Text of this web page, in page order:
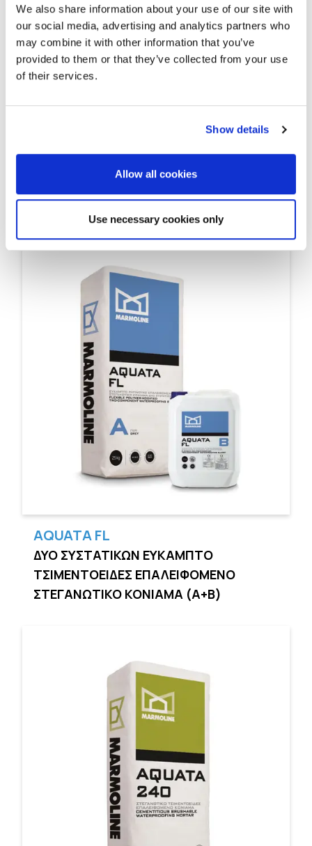
We also share information about your use of our site with
our social media, advertising and analytics partners who
may combine it with other information that you’ve
provided to them or that they’ve collected from your use
of their services.
Show details
Allow all cookies
Use necessary cookies only
ΣΦΡΑΓΙΣΤΙΚΟ ΤΑΧΕΙΑΣ ΠΗΞΗΣ
AQUATA FL
ΔΥΟ ΣΥΣΤΑΤΙΚΩΝ ΕΥΚΑΜΠΤΟ
ΤΣΙΜΕΝΤΟΕΙΔΕΣ ΕΠΑΛΕΙΦΟΜΕΝΟ
ΣΤΕΓΑΝΩΤΙΚΟ ΚΟΝΙΑΜΑ (A+B)